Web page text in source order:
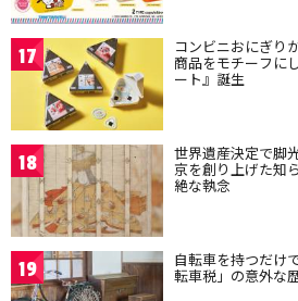
17 コンビニおにぎり
商品をモチーフに
ート』誕生
18 世界遺産決定で脚
京を創り上げた知
絶な執念
19 自転車を持つだけ
転車税」の意外な